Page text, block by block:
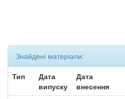
Знайдені матеріали:
Тип
Дата
випуску
Дата
внесення